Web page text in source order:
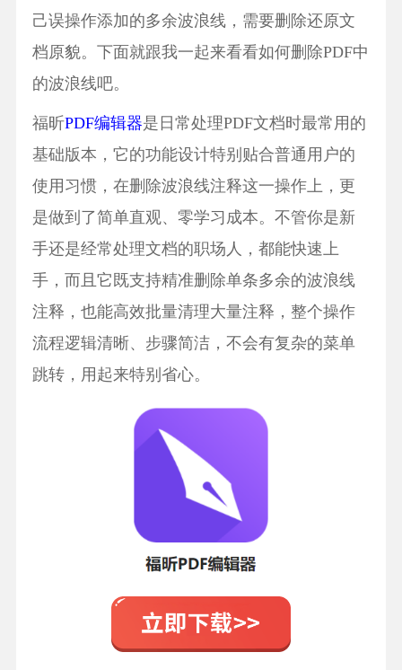
己误操作添加的多余波浪线，需要删除还原文
档原貌。下面就跟我一起来看看如何删除PDF中
的波浪线吧。
福昕PDF编辑器是日常处理PDF文档时最常用的
基础版本，它的功能设计特别贴合普通用户的
使用习惯，在删除波浪线注释这一操作上，更
是做到了简单直观、零学习成本。不管你是新
手还是经常处理文档的职场人，都能快速上
手，而且它既支持精准删除单条多余的波浪线
注释，也能高效批量清理大量注释，整个操作
流程逻辑清晰、步骤简洁，不会有复杂的菜单
跳转，用起来特别省心。